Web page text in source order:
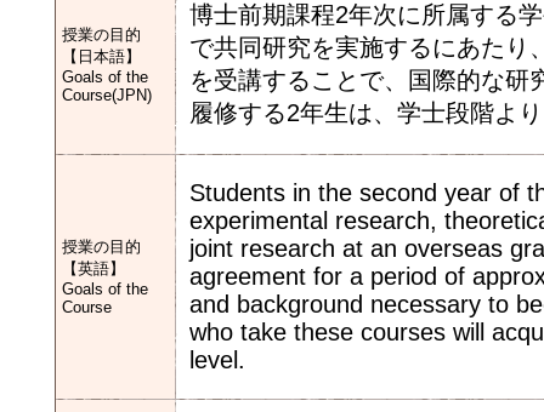
授業の目的
【日本語】
Goals of the
Course(JPN)
博士前期課程2年次に所属する
で共同研究を実施するにあたり
を受講することで、国際的な研
履修する2年生は、学士段階よ
授業の目的
【英語】
Goals of the
Course
Students in the second year of
experimental research,
joint research at an overseas
agreement for a period of
and background necessary to
who take these courses will
level.